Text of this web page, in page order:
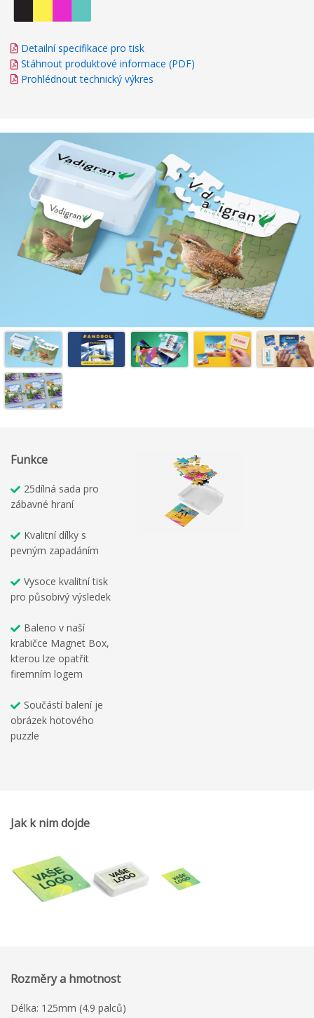
Detailní specifikace pro tisk
Stáhnout produktové informace (PDF)
Prohlédnout technický výkres
Funkce
25dílná sada pro
zábavné hraní
Kvalitní dílky s
pevným zapadáním
Vysoce kvalitní tisk
pro působivý výsledek
Baleno v naší
krabičce Magnet Box,
kterou lze opatřit
firemním logem
Součástí balení je
obrázek hotového
puzzle
Jak k nim dojde
Rozměry a hmotnost
Délka: 125mm (4.9 palců)